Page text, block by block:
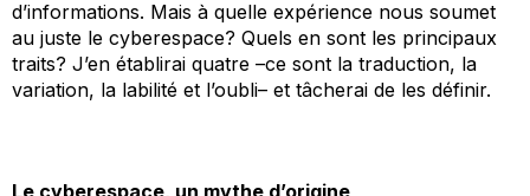
d’informations. Mais à quelle expérience nous soumet
au juste le cyberespace? Quels en sont les principaux
traits? J’en établirai quatre –ce sont la traduction, la
variation, la labilité et l’oubli– et tâcherai de les définir.
Le cyberespace, un mythe d’origine